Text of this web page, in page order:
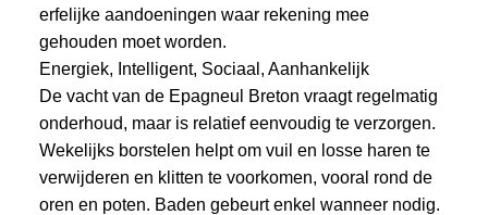
erfelijke aandoeningen waar rekening mee
gehouden moet worden.
Energiek, Intelligent, Sociaal, Aanhankelijk
De vacht van de Epagneul Breton vraagt regelmatig
onderhoud, maar is relatief eenvoudig te verzorgen.
Wekelijks borstelen helpt om vuil en losse haren te
verwijderen en klitten te voorkomen, vooral rond de
oren en poten. Baden gebeurt enkel wanneer nodig.